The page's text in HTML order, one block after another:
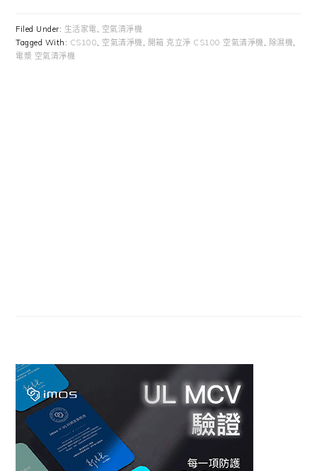
Filed Under: 生活家電, 空氣清淨機
Tagged With: CS100, 空氣清淨機, 開箱 克立淨 CS100 空氣清淨機, 除濕機,
電漿 空氣清淨機